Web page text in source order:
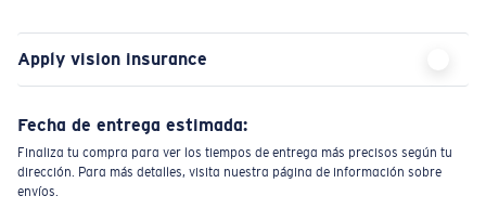
Apply vision insurance
Fecha de entrega estimada:
Finaliza tu compra para ver los tiempos de entrega más precisos según tu
dirección. Para más detalles, visita nuestra página de información sobre
envíos.